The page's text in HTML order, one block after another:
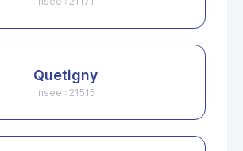
Quetigny
Insee : 21515